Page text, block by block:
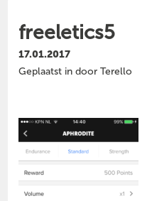
freeletics5
17.01.2017
Geplaatst in door Terello